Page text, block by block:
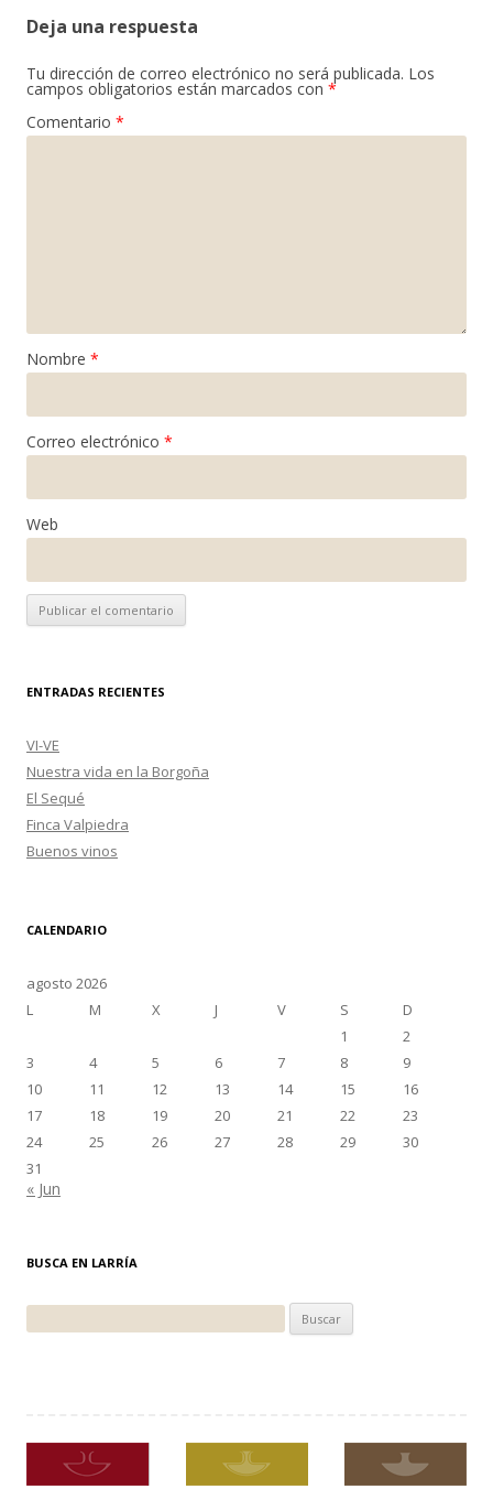
Deja una respuesta
Tu dirección de correo electrónico no será publicada. Los
campos obligatorios están marcados con *
Comentario *
Nombre *
Correo electrónico *
Web
ENTRADAS RECIENTES
VI-VE
Nuestra vida en la Borgoña
El Sequé
Finca Valpiedra
Buenos vinos
CALENDARIO
agosto 2026
L
M X J V S
D
1
2
3
4 5 6 7 8
9
10
11 12 13 14 15
16
17
18 19 20 21 22
23
24
25 26 27 28 29
30
31
« Jun
BUSCA EN LARRÍA